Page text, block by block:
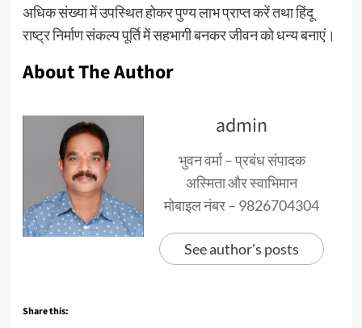
अधिक संख्या में उपस्थित होकर पुण्य लाभ प्राप्त करें तथा हिंदू
राष्ट्र निर्माण संकल्प पूर्ति में सहभागी बनकर जीवन को धन्य बनाएं।
About The Author
admin
भुवन वर्मा – प्रबंध संपादक
अस्मिता और स्वाभिमान
मोबाइल नंबर – 9826704304
See author's posts
Share this: